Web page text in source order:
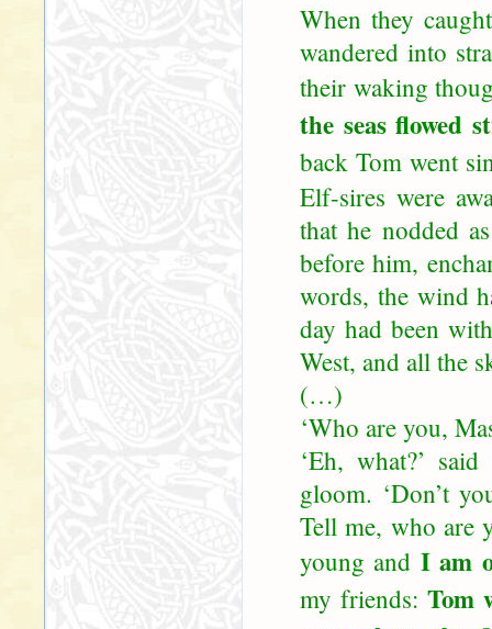
When they
wandered into
their waking
the seas flowed
back Tom went
Elf-sires were
that he nodded
before him,
words, the wind
day had been
West, and all the
(…)
‘Who are you,
‘Eh, what?’
gloom. ‘Don’t
Tell me, who are
young and I am
my friends:Tom